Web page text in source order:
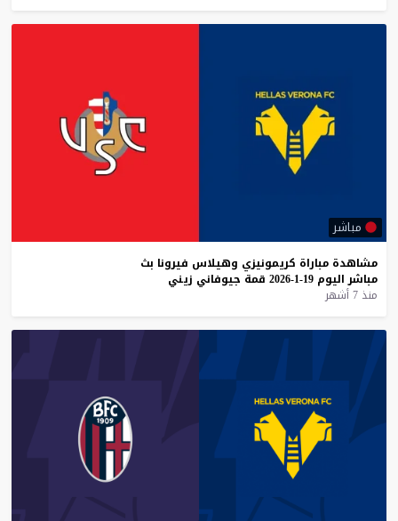
مباشر
مشاهدة مباراة كريمونيزي وهيلاس فيرونا بث
مباشر اليوم 19-1-2026 قمة جيوفاني زيني
منذ 7 أشهر